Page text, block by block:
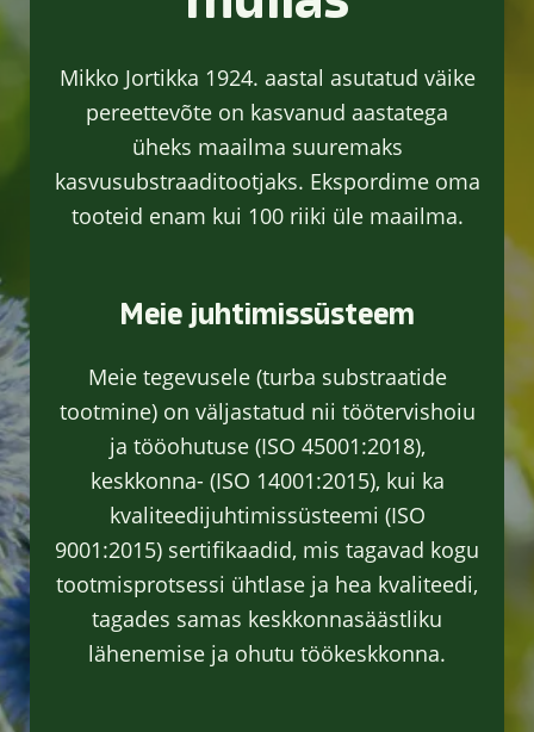
Mikko Jortikka 1924. aastal asutatud väike
pereettevõte on kasvanud aastatega
üheks maailma suuremaks
kasvusubstraaditootjaks. Ekspordime oma
tooteid enam kui 100 riiki üle maailma.
Meie juhtimissüsteem
Meie tegevusele (turba substraatide
tootmine) on väljastatud nii töötervishoiu
ja tööohutuse (ISO 45001:2018),
keskkonna- (ISO 14001:2015), kui ka
kvaliteedijuhtimissüsteemi (ISO
9001:2015) sertifikaadid, mis tagavad kogu
tootmisprotsessi ühtlase ja hea kvaliteedi,
tagades samas keskkonnasäästliku
lähenemise ja ohutu töökeskkonna.